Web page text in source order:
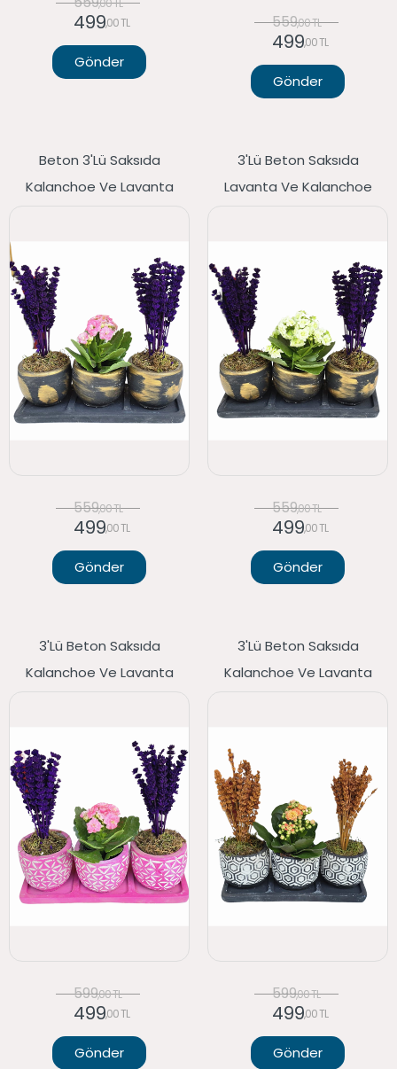
,00 TL
499,00 TL
Gönder
559,00 TL
499,00 TL
Gönder
Beton 3'lü Saksıda
Kalanchoe Ve Lavanta
559,00 TL
499,00 TL
Gönder
3'lü Beton Saksıda
Lavanta Ve Kalanchoe
559,00 TL
499,00 TL
Gönder
3'lü Beton Saksıda
Kalanchoe Ve Lavanta
599,00 TL
499,00 TL
Gönder
3'lü Beton Saksıda
Kalanchoe Ve Lavanta
599,00 TL
499,00 TL
Gönder